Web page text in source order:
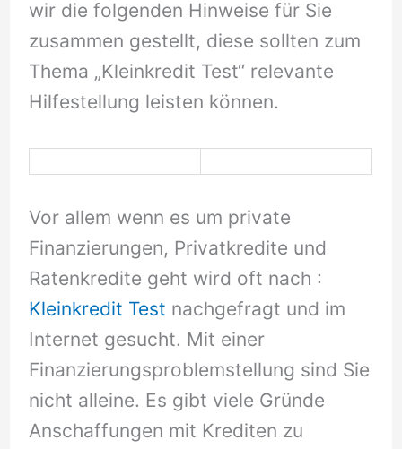
wir die folgenden Hinweise für Sie
zusammen gestellt, diese sollten zum
Thema „Kleinkredit Test“ relevante
Hilfestellung leisten können.
Vor allem wenn es um private
Finanzierungen, Privatkredite und
Ratenkredite geht wird oft nach :
Kleinkredit Test nachgefragt und im
Internet gesucht. Mit einer
Finanzierungsproblemstellung sind Sie
nicht alleine. Es gibt viele Gründe
Anschaffungen mit Krediten zu